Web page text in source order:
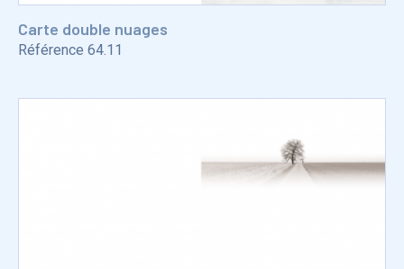
Carte double nuages
Référence 64.11